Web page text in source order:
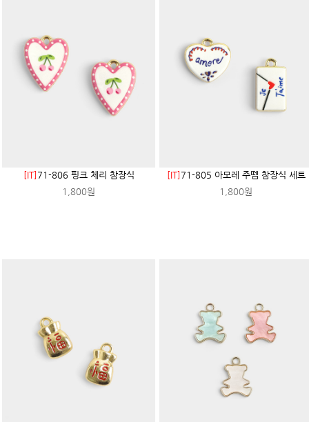
[IT] 71-806 핑크 체리 참장식
1,800원
[IT] 71-805 아모레 주뗌 참장식 세트
1,800원